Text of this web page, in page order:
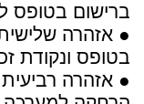
ברישום בטופס
● אזהרה
בטופס ונקודת
● אזהרה